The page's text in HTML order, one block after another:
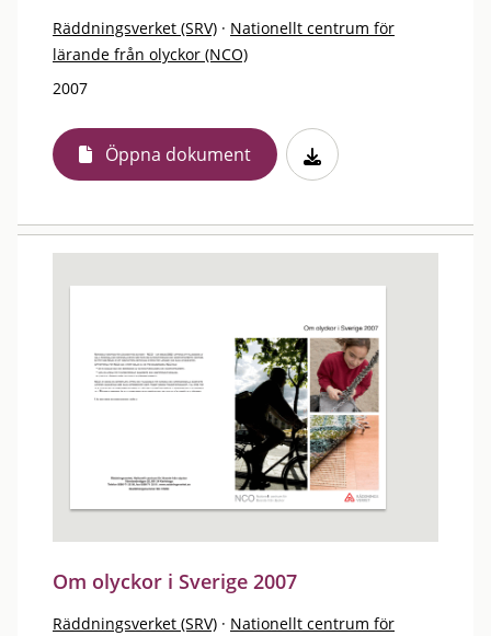
Räddningsverket (SRV) · Nationellt centrum för
lärande från olyckor (NCO)
2007
Öppna dokument
Om olyckor i Sverige 2007
Räddningsverket (SRV) · Nationellt centrum för